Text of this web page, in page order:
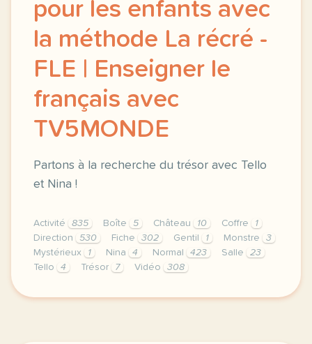
pour les enfants avec
la méthode La récré -
FLE | Enseigner le
français avec
TV5MONDE
Partons à la recherche du trésor avec Tello
et Nina !
Activité 835 Boîte 5 Château 10 Coffre
1
Direction
530 Fiche 302 Gentil 1 Monstre
3
Mystérieux
1 Nina 4 Normal 423 Salle
23
Tello
4 Trésor 7 Vidéo 308
didomi host didomi components button cursor